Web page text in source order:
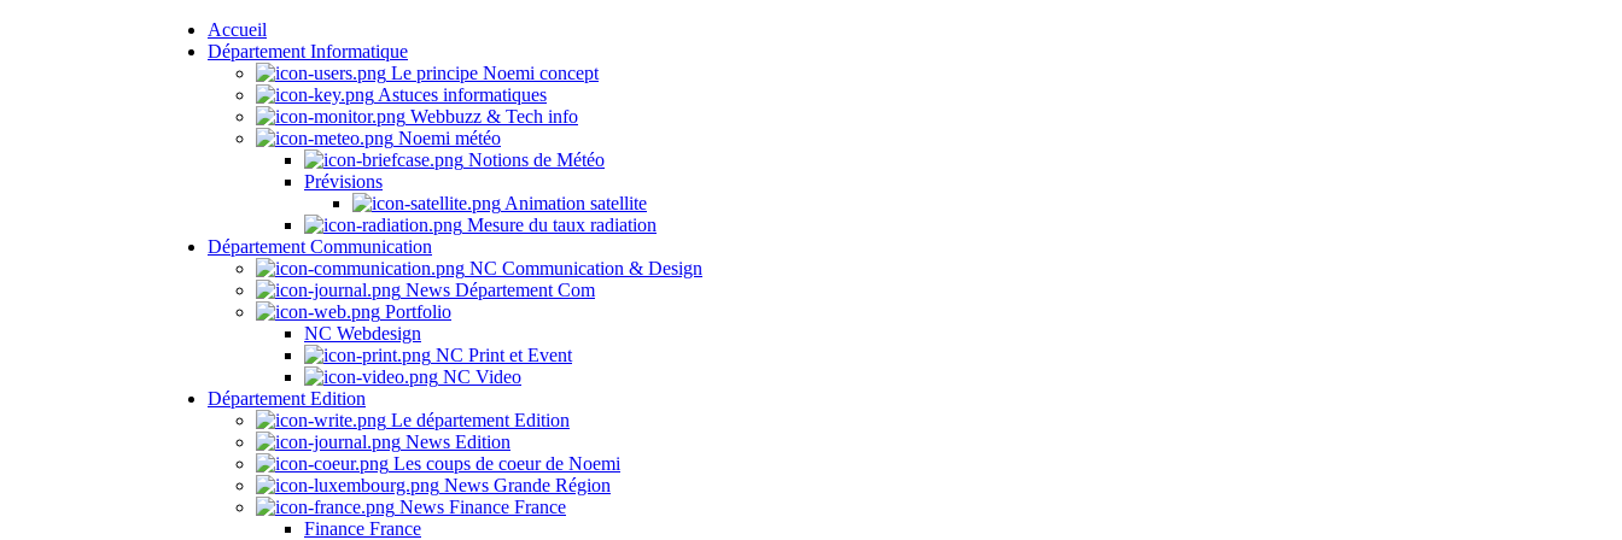
Accueil
Département Informatique
Le principe Noemi concept
Astuces informatiques
Webbuzz & Tech info
Noemi météo
Notions de Météo
Prévisions
Animation satellite
Mesure du taux radiation
Département Communication
NC Communication & Design
News Département Com
Portfolio
NC Webdesign
NC Print et Event
NC Video
Département Edition
Le département Edition
News Edition
Les coups de coeur de Noemi
News Grande Région
News Finance France
Finance France